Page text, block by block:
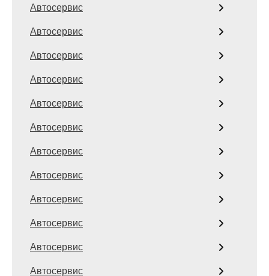
Автосервис
Автосервис
Автосервис
Автосервис
Автосервис
Автосервис
Автосервис
Автосервис
Автосервис
Автосервис
Автосервис
Автосервис